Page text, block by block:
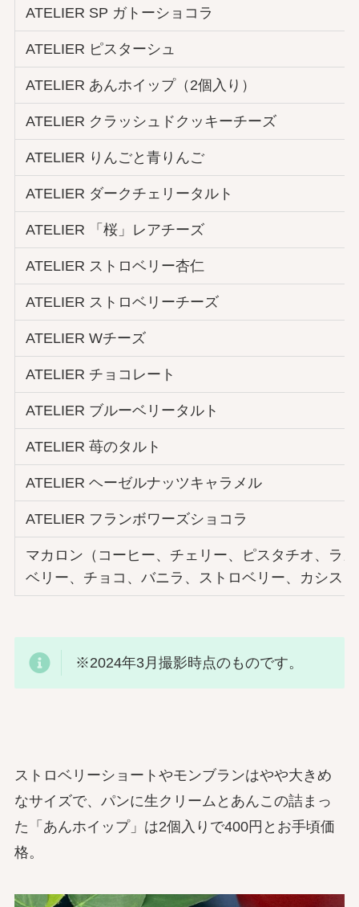
ATELIER SP ガトーショコラ
ATELIER ピスターシュ
ATELIER あんホイップ（2個入り）
ATELIER クラッシュドクッキーチーズ
ATELIER りんごと青りんご
ATELIER ダークチェリータルト
ATELIER 「桜」レアチーズ
ATELIER ストロベリー杏仁
ATELIER ストロベリーチーズ
ATELIER Wチーズ
ATELIER チョコレート
ATELIER ブルーベリータルト
ATELIER 苺のタルト
ATELIER ヘーゼルナッツキャラメル
ATELIER フランボワーズショコラ
マカロン（コーヒー、チェリー、ピスタチオ、ラズ
ベリー、チョコ、バニラ、ストロベリー、カシス）
※2024年3月撮影時点のものです。
ストロベリーショートやモンブランはやや大きめ
なサイズで、パンに生クリームとあんこの詰まっ
た「あんホイップ」は2個入りで400円とお手頃価
格。